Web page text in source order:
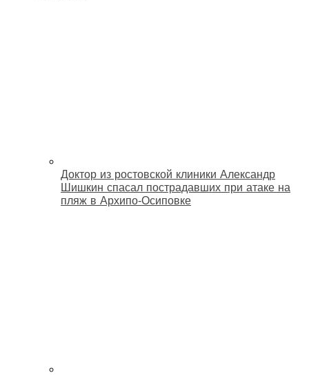
Доктор из ростовской клиники Александр
Шишкин спасал пострадавших при атаке на
пляж в Архипо‑Осиповке